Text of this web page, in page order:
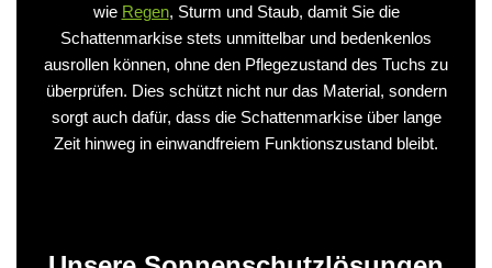
wie Regen, Sturm und Staub, damit Sie die
Schattenmarkise stets unmittelbar und bedenkenlos
ausrollen können, ohne den Pflegezustand des Tuchs zu
überprüfen. Dies schützt nicht nur das Material, sondern
sorgt auch dafür, dass die Schattenmarkise über lange
Zeit hinweg in einwandfreiem Funktionszustand bleibt.